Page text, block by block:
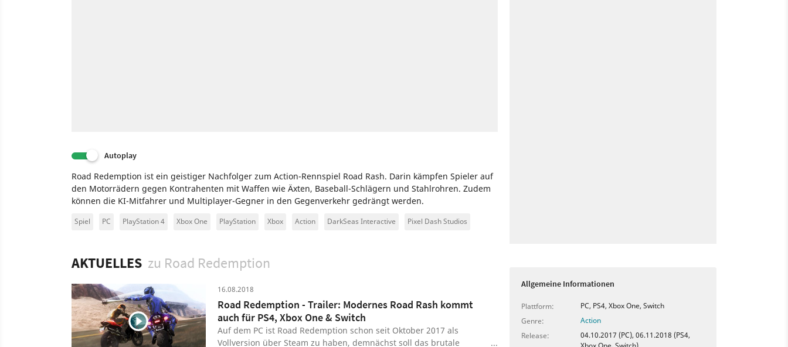
Autoplay
Road Redemption ist ein geistiger Nachfolger zum Action-Rennspiel Road Rash. Darin kämpfen Spieler auf
den Motorrädern gegen Kontrahenten mit Waffen wie Äxten, Baseball-Schlägern und Stahlrohren. Zudem
können die KI-Mitfahrer und Multiplayer-Gegner in den Gegenverkehr gedrängt werden.
Spiel PC PlayStation 4 Xbox One PlayStation Xbox Action DarkSeas Interactive Pixel Dash Studios
AKTUELLES zu Road Redemption
16.08.2018
Road Redemption - Trailer: Modernes Road Rash kommt
auch für PS4, Xbox One & Switch
Auf dem PC ist Road Redemption schon seit Oktober 2017 als
Vollversion über Steam zu haben, demnächst soll das brutale
Allgemeine Informationen
Plattform:
PC, PS4, Xbox One, Switch
Genre:
Action
Release:
04.10.2017 (PC), 06.11.2018 (PS4,